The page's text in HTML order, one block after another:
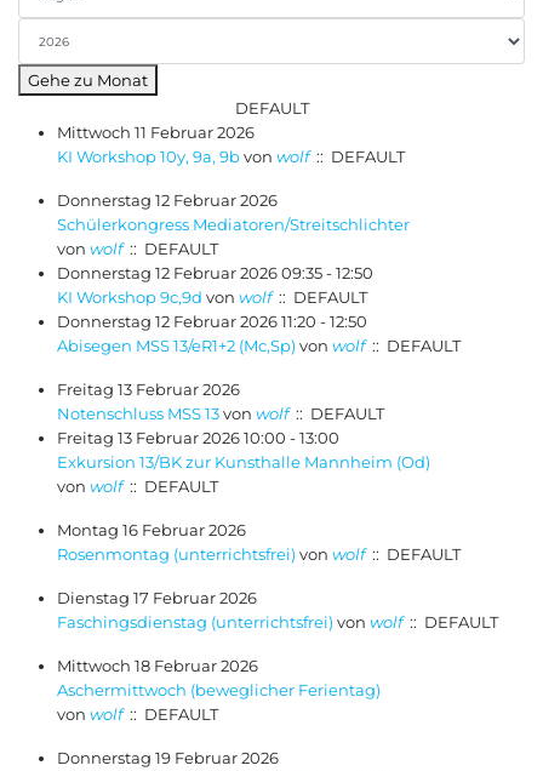
Gehe zu Monat
DEFAULT
Mittwoch 11 Februar 2026
KI Workshop 10y, 9a, 9bvon wolf:: DEFAULT
Donnerstag 12 Februar 2026
Schülerkongress Mediatoren/Streitschlichter
von wolf:: DEFAULT
Donnerstag 12 Februar 2026 09:35 - 12:50
KI Workshop 9c,9d von wolf:: DEFAULT
Donnerstag 12 Februar 2026 11:20 - 12:50
Abisegen MSS 13/eR1+2 (Mc,Sp) von wolf:: DEFAULT
Freitag 13 Februar 2026
Notenschluss MSS 13von wolf:: DEFAULT
Freitag 13 Februar 2026 10:00 - 13:00
Exkursion 13/BK zur Kunsthalle Mannheim (Od)
von wolf:: DEFAULT
Montag 16 Februar 2026
Rosenmontag (unterrichtsfrei) von wolf:: DEFAULT
Dienstag 17 Februar 2026
Faschingsdienstag (unterrichtsfrei) von wolf:: DEFAULT
Mittwoch 18 Februar 2026
Aschermittwoch (beweglicher Ferientag)
von wolf:: DEFAULT
Donnerstag 19 Februar 2026